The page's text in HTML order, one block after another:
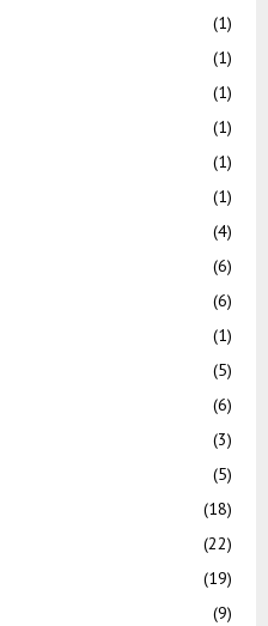
(1)
(1)
(1)
(1)
(1)
(1)
(4)
(6)
(6)
(1)
(5)
(6)
(3)
(5)
(18)
(22)
(19)
(9)